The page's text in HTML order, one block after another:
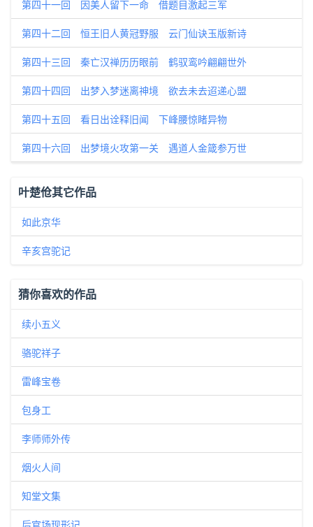
第四十一回 因美人留下一命 借题目激起三军
第四十二回 恒王旧人黄冠野服 云门仙诀玉版新诗
第四十三回 秦亡汉禅历历眼前 鹤驭鸾吟翩翩世外
第四十四回 出梦入梦迷离神境 欲去未去迢递心盟
第四十五回 看日出诠释旧闻 下峰腰惊睹异物
第四十六回 出梦境火攻第一关 遇道人金箴参万世
叶楚伧其它作品
如此京华
辛亥宫驼记
猜你喜欢的作品
续小五义
骆驼祥子
雷峰宝卷
包身工
李师师外传
烟火人间
知堂文集
后官场现形记